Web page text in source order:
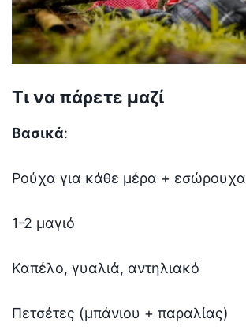
Τι να πάρετε μαζί
Βασικά:
Ρούχα για κάθε μέρα + εσώρουχα
1-2 μαγιό
Καπέλο, γυαλιά, αντηλιακό
Πετσέτες (μπάνιου + παραλίας)